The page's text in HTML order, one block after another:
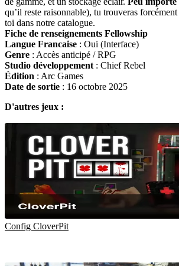
qu’il reste raisonnable), tu trouveras
toi dans notre catalogue.
Fiche de renseignements Fellowship
Langue Francaise : Oui (Interface)
Genre : Accès anticipé / RPG
Studio développement : Chief Rebel
Édition : Arc Games
Date de sortie : 16 octobre 2025
D'autres jeux :
Config CloverPit